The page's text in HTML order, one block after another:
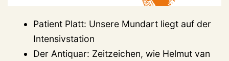
Patient Platt: Unsere Mundart liegt auf der
Intensivstation
Der Antiquar: Zeitzeichen, wie Helmut van